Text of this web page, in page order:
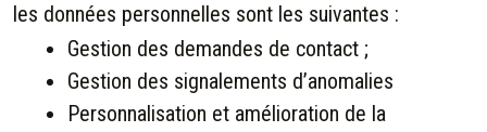
les données personnelles sont les suivantes :
Gestion des demandes de contact ;
Gestion des signalements d’anomalies
Personnalisation et amélioration de la